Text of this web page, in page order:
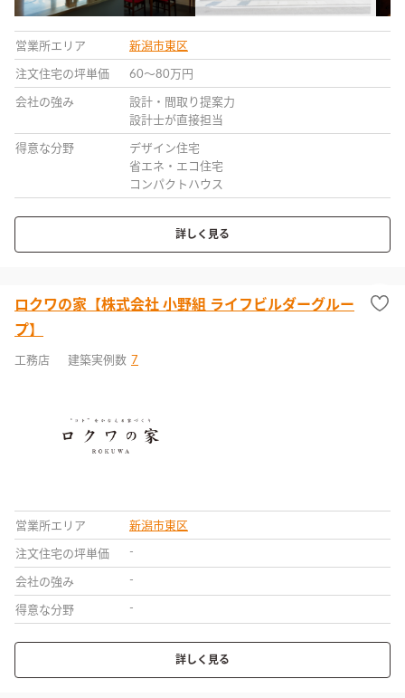
営業所エリア 新潟市東区
注文住宅の坪単価 60〜80万円
会社の強み
設計・間取り提案力
設計士が直接担当
得意な分野
デザイン住宅
省エネ・エコ住宅
コンパクトハウス
詳しく見る
ロクワの家【株式会社 小野組 ライフビルダーグルー
プ】
工務店 建築実例数 7
営業所エリア 新潟市東区
注文住宅の坪単価 -
会社の強み -
得意な分野 -
詳しく見る